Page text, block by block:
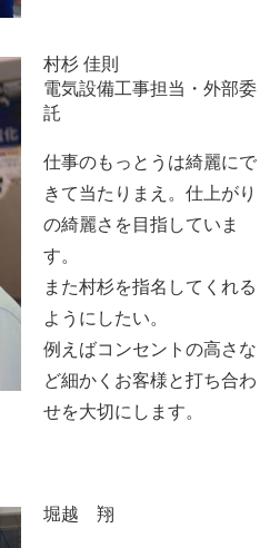
村杉 佳則
電気設備工事担当・外部委
託
仕事のもっとうは綺麗にで
きて当たりまえ。仕上がり
の綺麗さを目指していま
す。
また村杉を指名してくれる
ようにしたい。
例えばコンセントの高さな
ど細かくお客様と打ち合わ
せを大切にします。
堀越 翔